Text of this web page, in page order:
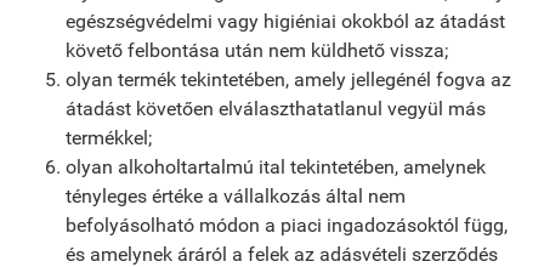
egészségvédelmi vagy higiéniai okokból az átadást
követő felbontása után nem küldhető vissza;
olyan termék tekintetében, amely jellegénél fogva az
átadást követően elválaszthatatlanul vegyül más
termékkel;
olyan alkoholtartalmú ital tekintetében, amelynek
tényleges értéke a vállalkozás által nem
befolyásolható módon a piaci ingadozásoktól függ,
és amelynek áráról a felek az adásvételi szerződés